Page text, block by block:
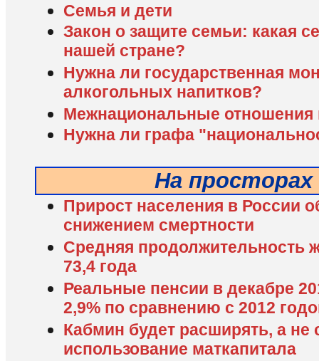
Семья и дети
Закон о защите семьи: какая
нашей стране?
Нужна ли государственная
алкогольных напитков?
Межнациональные отношения
Нужна ли графа
На просторах
Прирост населения в России
снижением смертности
Средняя продолжительность
73,4 года
Реальные пенсии в декабре
2,9% по сравнению с 2012
Кабмин будет расширять, а не
использование маткапитала